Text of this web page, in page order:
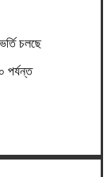
চলছে